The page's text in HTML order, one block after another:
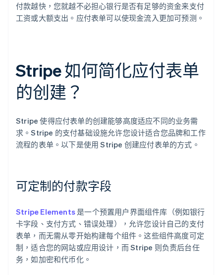
付款越快，您就越不必担心银行是否有足够的资金来支付
工资或大额支出。应付表单可以使现金流入更加可预测。
Stripe 如何简化应付表单
的创建？
Stripe 使得应付表单的创建能够高度适应不同的业务需
求。Stripe 的支付基础设施允许您设计适合您品牌和工作
流程的表单。以下是使用 Stripe 创建应付表单的方式。
可定制的付款字段
Stripe Elements 是一个预置用户界面组件库（例如银行
卡字段、支付方式、错误处理），允许您设计自己的支付
表单，而无需从零开始构建每个组件。这些组件高度可定
制，适合您的网站或应用设计，而 Stripe 则负责后台任
务，如加密和代币化。